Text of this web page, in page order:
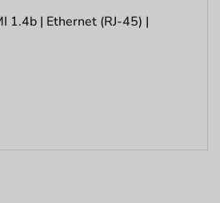
1.4b | Ethernet (RJ-45) |